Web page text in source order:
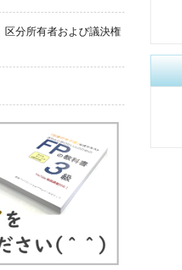
分所有者および議決権